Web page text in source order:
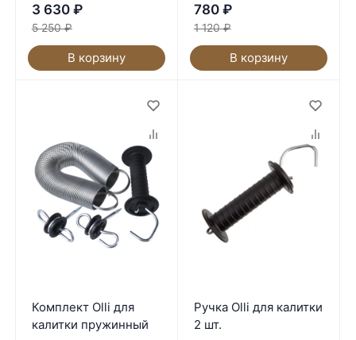
3 630 ₽
5 250 ₽
В корзину
780 ₽
1 120 ₽
В корзину
Комплект Olli для
калитки пружинный
Ручка Olli для калитки
2 шт.